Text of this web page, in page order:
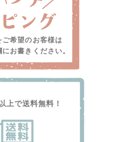
ご希望のお客様は
お書きください。
上で送料無料！